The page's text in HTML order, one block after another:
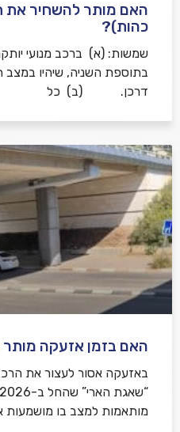
האם מותר להשחיר את
כהות)?
שמשות: (א) ברכב מנועי
בתוספת השניה, שיהיו במצב
דרכן. (ב) כל
האם בזמן אזעקה
באזעקה אסור לעצור את
מותאמות למצב בו מושמעות